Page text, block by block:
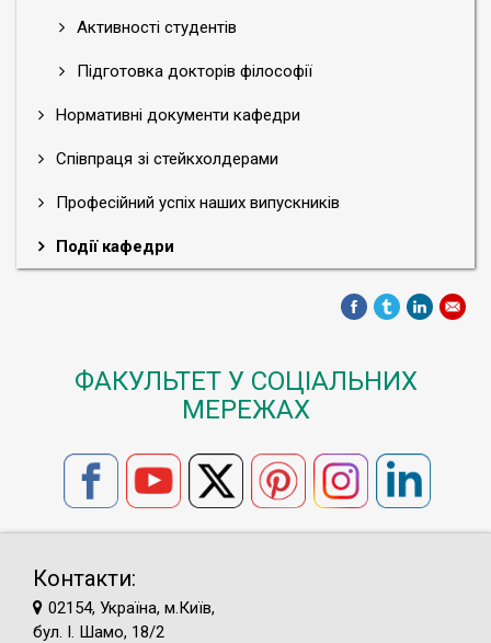
Активності студентів
Підготовка докторів філософії
Нормативні документи кафедри
Співпраця зі стейкхолдерами
Професійний успіх наших випускників
Події кафедри
ФАКУЛЬТЕТ У СОЦІАЛЬНИХ
МЕРЕЖАХ
Контакти:
02154, Україна, м.Київ,
бул. І. Шамо, 18/2